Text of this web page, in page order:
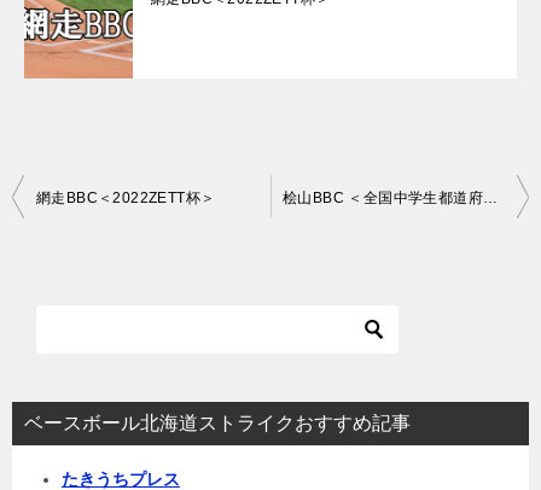
投
シ
網走BBC＜2022ZETT杯＞
ベースボール北海道ストライクおすすめ記事
たきうちプレス